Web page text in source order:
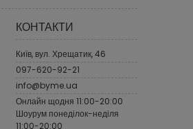
КОНТАКТИ
Київ, вул. Хрещатик, 46
097-620-92-21
info@byme.ua
Онлайн щодня 11:00-20:00
Шоурум понеділок-неділя
11:00-20:00